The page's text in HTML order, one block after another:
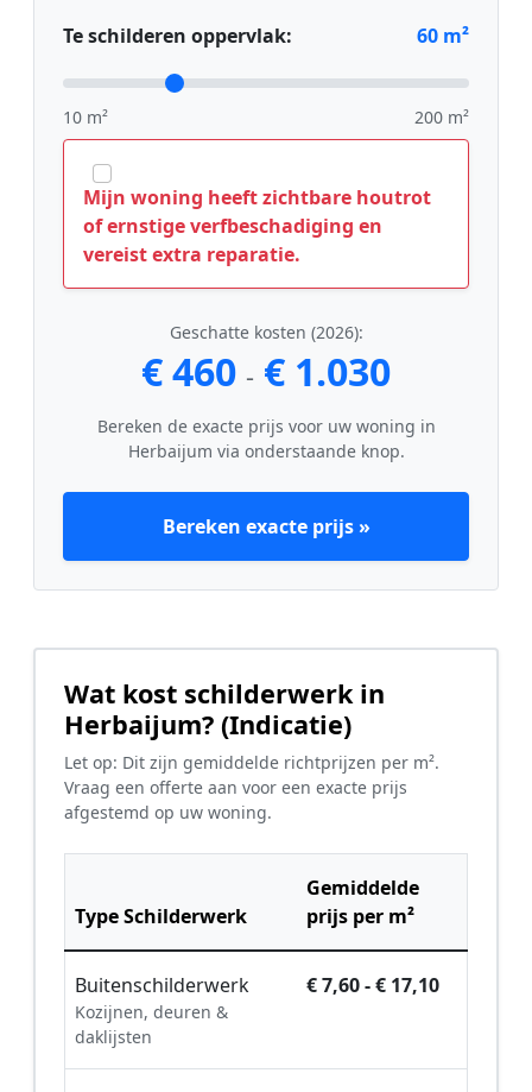
Te schilderen oppervlak: 60 m²
10 m² 200 m²
Mijn woning heeft zichtbare houtrot
of ernstige verfbeschadiging en
vereist extra reparatie.
Geschatte kosten (2026):
€ 460 - € 1.030
Bereken de exacte prijs voor uw woning in
Herbaijum via onderstaande knop.
Bereken exacte prijs »
Wat kost schilderwerk in
Herbaijum? (Indicatie)
Let op: Dit zijn gemiddelde richtprijzen per m².
Vraag een offerte aan voor een exacte prijs
afgestemd op uw woning.
Type Schilderwerk
Gemiddelde
prijs per m²
Buitenschilderwerk
Kozijnen, deuren &
daklijsten
€ 7,60 - € 17,10